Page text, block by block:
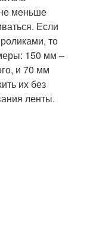
меньше
Если
то
150 мм –
и 70 мм
их без
ленты.